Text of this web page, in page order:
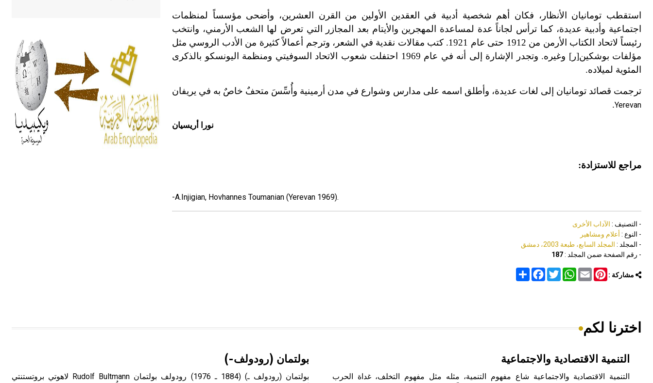
استقطب تومانيان الأنظار، فكان أهم شخصية أدبية في العقدين الأولين من القرن العشرين، وأضحى مؤسساً لمنظمات
اجتماعية وأدبية عديدة، كما ترأس لجاناً عدة لمساعدة المهجرين والأيتام بعد المجازر التي تعرض لها الشعب الأرمني، وانتخب
رئيساً لاتحاد الكتاب الأرمن من 1912 حتى عام 1921. كتب مقالات نقدية في الشعر، وترجم أعمالاً كثيرة من الأدب الروسي مثل
مؤلفات بوشكين[ر] وغيره. وتجدر الإشارة إلى أنه في عام 1969 احتفلت شعوب الاتحاد السوفيتي ومنظمة اليونسكو بالذكرى
المئوية لميلاده.
ترجمت قصائد تومانيان إلى لغات عديدة، وأطلق اسمه على مدارس وشوارع في مدن أرمينية وأُسِّسَ متحفٌ خاصٌ به في يريفان
Yerevan
.
نورا أريسيان
مراجع للاستزادة:
-A.Injigian, Hovhannes Toumanian (Yerevan 1969).
- التصنيف : الآداب الأخرى
- النوع : أعلام ومشاهير
- المجلد : المجلد السابع، طبعة 2003، دمشق
- رقم الصفحة ضمن المجلد :187
مشاركة : Share
FacebookTwitter
WhatsAppEmail
Pinterest
أربعة مؤلفات هي: الحكم، الأدلة، تنظيم
التغذية، ورسالته في جروح الرأس.
ويعود له الفضل بأنه حرر الطب من
الدين والفلسفة.
- هل تعلم أن المرجان إفراز حيواني
يتكون في البحر ويتركب من مادة
كربونات الكلسيوم، وهو أحمر أو شديد
الحمرة وهو أجود أنواعه، ويمتاز بكبر
الحجم ويسمى الش
/22/ علامة كتابية sign تكتب منفصلة
اخترنا لكم
التنمية الاقتصادية والاجتماعية
التنمية الاقتصادية والاجتماعية شاع مفهوم التنمية، مثله مثل مفهوم التخلف، غداة الحرب
بولتمان (رودولف-)
بولتمان (رودولف ـ) (1884 ـ 1976) رودولف بولتمان Rudolf Bultmann لاهوتي بروتستنتي